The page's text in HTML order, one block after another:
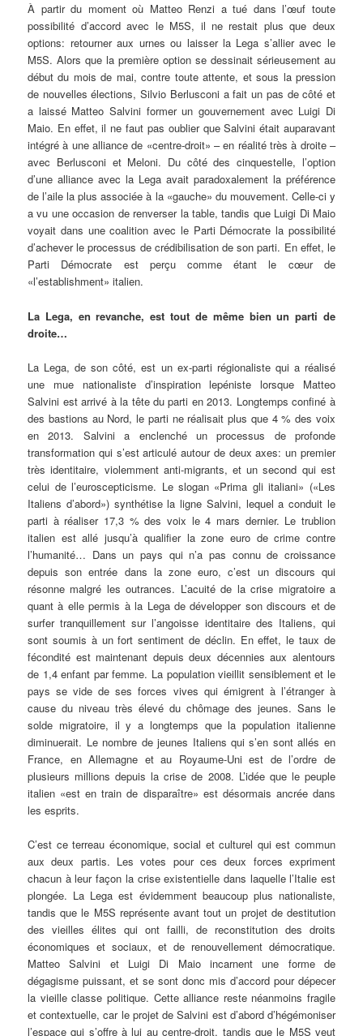
À partir du moment où Matteo Renzi a tué dans l’œuf toute
possibilité d’accord avec le M5S, il ne restait plus que deux
options: retourner aux urnes ou laisser la Lega s’allier avec le
M5S. Alors que la première option se dessinait sérieusement au
début du mois de mai, contre toute attente, et sous la pression
de nouvelles élections, Silvio Berlusconi a fait un pas de côté et
a laissé Matteo Salvini former un gouvernement avec Luigi Di
Maio. En effet, il ne faut pas oublier que Salvini était auparavant
intégré à une alliance de «centre-droit» – en réalité très à droite –
avec Berlusconi et Meloni. Du côté des cinquestelle, l’option
d’une alliance avec la Lega avait paradoxalement la préférence
de l’aile la plus associée à la «gauche» du mouvement. Celle-ci y
a vu une occasion de renverser la table, tandis que Luigi Di Maio
voyait dans une coalition avec le Parti Démocrate la possibilité
d’achever le processus de crédibilisation de son parti. En effet, le
Parti Démocrate est perçu comme étant le cœur de
«l’establishment» italien.
La Lega, en revanche, est tout de même bien un parti de
droite…
La Lega, de son côté, est un ex-parti régionaliste qui a réalisé
une mue nationaliste d’inspiration lepéniste lorsque Matteo
Salvini est arrivé à la tête du parti en 2013. Longtemps confiné à
des bastions au Nord, le parti ne réalisait plus que 4 % des voix
en 2013. Salvini a enclenché un processus de profonde
transformation qui s’est articulé autour de deux axes: un premier
très identitaire, violemment anti-migrants, et un second qui est
celui de l’euroscepticisme. Le slogan «Prima gli italiani» («Les
Italiens d’abord») synthétise la ligne Salvini, lequel a conduit le
parti à réaliser 17,3 % des voix le 4 mars dernier. Le trublion
italien est allé jusqu’à qualifier la zone euro de crime contre
l’humanité… Dans un pays qui n’a pas connu de croissance
depuis son entrée dans la zone euro, c’est un discours qui
résonne malgré les outrances. L’acuité de la crise migratoire a
quant à elle permis à la Lega de développer son discours et de
surfer tranquillement sur l’angoisse identitaire des Italiens, qui
sont soumis à un fort sentiment de déclin. En effet, le taux de
fécondité est maintenant depuis deux décennies aux alentours
de 1,4 enfant par femme. La population vieillit sensiblement et le
pays se vide de ses forces vives qui émigrent à l’étranger à
cause du niveau très élevé du chômage des jeunes. Sans le
solde migratoire, il y a longtemps que la population italienne
diminuerait. Le nombre de jeunes Italiens qui s’en sont allés en
France, en Allemagne et au Royaume-Uni est de l’ordre de
plusieurs millions depuis la crise de 2008. L’idée que le peuple
italien «est en train de disparaître» est désormais ancrée dans
les esprits.
C’est ce terreau économique, social et culturel qui est commun
aux deux partis. Les votes pour ces deux forces expriment
chacun à leur façon la crise existentielle dans laquelle l’Italie est
plongée. La Lega est évidemment beaucoup plus nationaliste,
tandis que le M5S représente avant tout un projet de destitution
des vieilles élites qui ont failli, de reconstitution des droits
économiques et sociaux, et de renouvellement démocratique.
Matteo Salvini et Luigi Di Maio incarnent une forme de
dégagisme puissant, et se sont donc mis d’accord pour dépecer
la vieille classe politique. Cette alliance reste néanmoins fragile
et contextuelle, car le projet de Salvini est d’abord d’hégémoniser
l’espace qui s’offre à lui au centre-droit, tandis que le M5S veut